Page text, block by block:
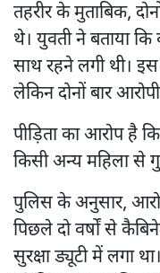
तहरीर के मुताबिक,
थे। युवती ने बताया
साथ रहने लगी थी। इस
लेकिन दोनों बार
पीड़िता का आरोप है
किसी अन्य महिला से
पुलिस के अनुसार,
पिछले दो वर्षों से
सुरक्षा ड्यूटी में लगा